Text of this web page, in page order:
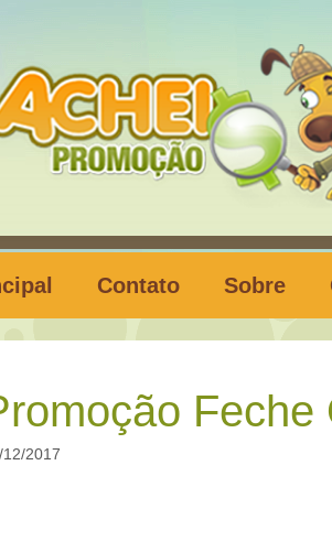
Contato Sobre
12/2017